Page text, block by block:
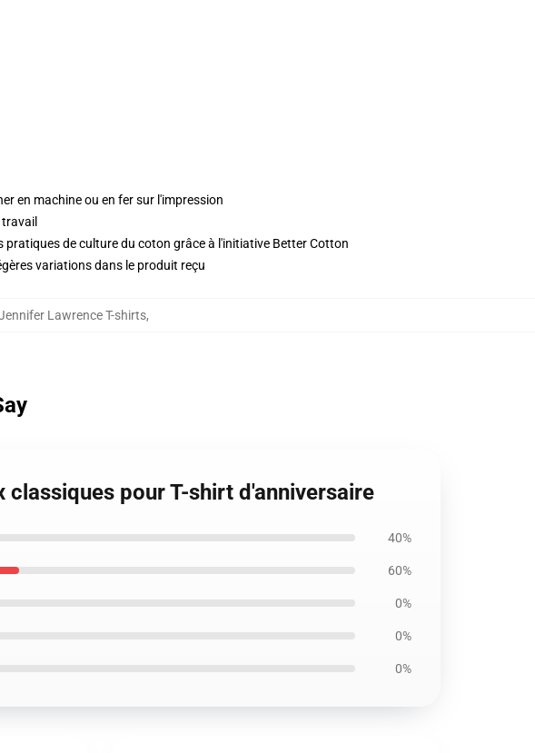
en machine ou en fer sur l'impression
de culture du coton grâce à l'initiative Better Cotton
variations dans le produit reçu
Lawrence T-shirts,
pour T-shirt d'anniversaire
40%
60%
0%
0%
0%